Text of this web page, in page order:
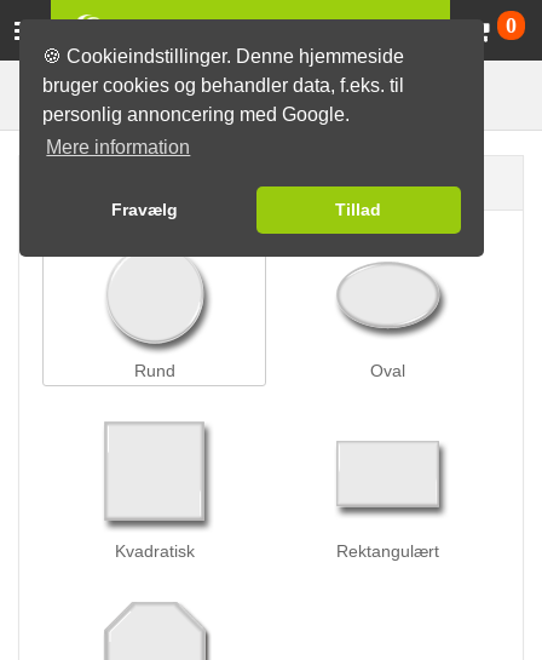
🍪 Cookieindstillinger. Denne hjemmeside
bruger cookies og behandler data, f.eks. til
personlig annoncering med Google.
Mere information
Fravælg Tillad
0
Badges Nålelås-badges
Rund Oval
Kvadratisk Rektangulært